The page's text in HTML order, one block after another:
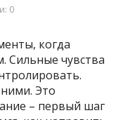
0
когда
Сильные чувства
Это
– первый шаг